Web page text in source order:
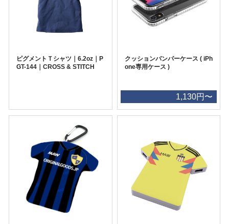
ピグメントＴシャツ｜6.2oz｜P
GT-144｜CROSS & STITCH
クッションバンパーケース ( iPh
one専用ケース )
1,130円〜